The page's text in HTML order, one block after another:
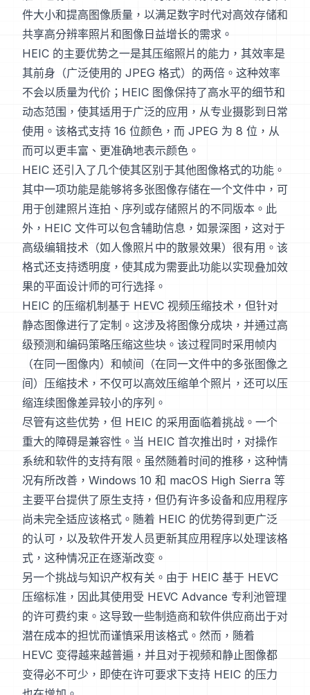
件大小和提高图像质量，以满足数字时代对高效存储和
共享高分辨率照片和图像日益增长的需求。
HEIC 的主要优势之一是其压缩照片的能力，其效率是
其前身（广泛使用的 JPEG 格式）的两倍。这种效率
不会以质量为代价；HEIC 图像保持了高水平的细节和
动态范围，使其适用于广泛的应用，从专业摄影到日常
使用。该格式支持 16 位颜色，而 JPEG 为 8 位，从
而可以更丰富、更准确地表示颜色。
HEIC 还引入了几个使其区别于其他图像格式的功能。
其中一项功能是能够将多张图像存储在一个文件中，可
用于创建照片连拍、序列或存储照片的不同版本。此
外，HEIC 文件可以包含辅助信息，如景深图，这对于
高级编辑技术（如人像照片中的散景效果）很有用。该
格式还支持透明度，使其成为需要此功能以实现叠加效
果的平面设计师的可行选择。
HEIC 的压缩机制基于 HEVC 视频压缩技术，但针对
静态图像进行了定制。这涉及将图像分成块，并通过高
级预测和编码策略压缩这些块。该过程同时采用帧内
（在同一图像内）和帧间（在同一文件中的多张图像之
间）压缩技术，不仅可以高效压缩单个照片，还可以压
缩连续图像差异较小的序列。
尽管有这些优势，但 HEIC 的采用面临着挑战。一个
重大的障碍是兼容性。当 HEIC 首次推出时，对操作
系统和软件的支持有限。虽然随着时间的推移，这种情
况有所改善，Windows 10 和 macOS High Sierra 等
主要平台提供了原生支持，但仍有许多设备和应用程序
尚未完全适应该格式。随着 HEIC 的优势得到更广泛
的认可，以及软件开发人员更新其应用程序以处理该格
式，这种情况正在逐渐改变。
另一个挑战与知识产权有关。由于 HEIC 基于 HEVC
压缩标准，因此其使用受 HEVC Advance 专利池管理
的许可费约束。这导致一些制造商和软件供应商出于对
潜在成本的担忧而谨慎采用该格式。然而，随着
HEVC 变得越来越普遍，并且对于视频和静止图像都
变得必不可少，即使在许可要求下支持 HEIC 的压力